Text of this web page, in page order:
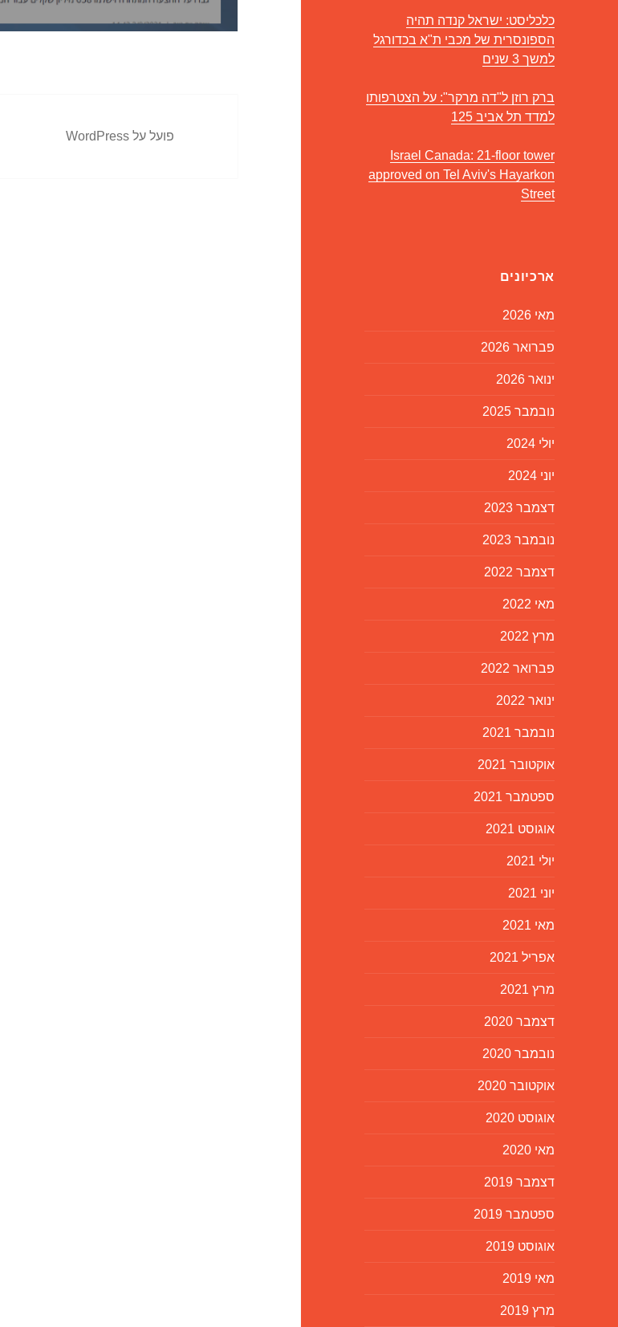
כלכליסט: ישראל קנדה תהיה
הספונסרית של מכבי ת"א בכדורגל
למשך 3 שנים
ברק רוזן ל"דה מרקר": על הצטרפותו
למדד תל אביב 125
Israel Canada: 21-floor tower
approved on Tel Aviv's Hayarkon
Street
ארכיונים
מאי 2026
פברואר 2026
ינואר 2026
נובמבר 2025
יולי 2024
יוני 2024
דצמבר 2023
נובמבר 2023
דצמבר 2022
מאי 2022
מרץ 2022
פברואר 2022
ינואר 2022
נובמבר 2021
אוקטובר 2021
ספטמבר 2021
אוגוסט 2021
יולי 2021
יוני 2021
מאי 2021
אפריל 2021
מרץ 2021
דצמבר 2020
נובמבר 2020
אוקטובר 2020
אוגוסט 2020
מאי 2020
דצמבר 2019
ספטמבר 2019
אוגוסט 2019
מאי 2019
מרץ 2019
פועל על WordPress